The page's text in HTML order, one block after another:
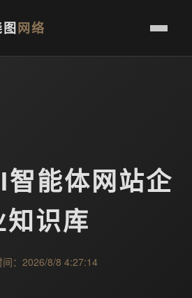
网络
能体网站企
知识库
间：2026/8/8 4:27:14